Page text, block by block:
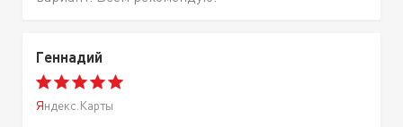
Геннадий
Яндекс.Карты